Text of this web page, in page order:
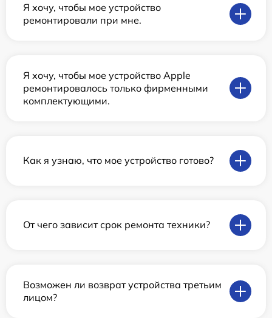
Я хочу, чтобы мое устройство
ремонтировали при мне.
Я хочу, чтобы мое устройство Apple
ремонтировалось только фирменными
комплектующими.
Как я узнаю, что мое устройство готово?
От чего зависит срок ремонта техники?
Возможен ли возврат устройства третьим
лицом?